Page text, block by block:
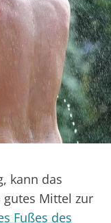
kann das
gutes Mittel zur
Fußes des